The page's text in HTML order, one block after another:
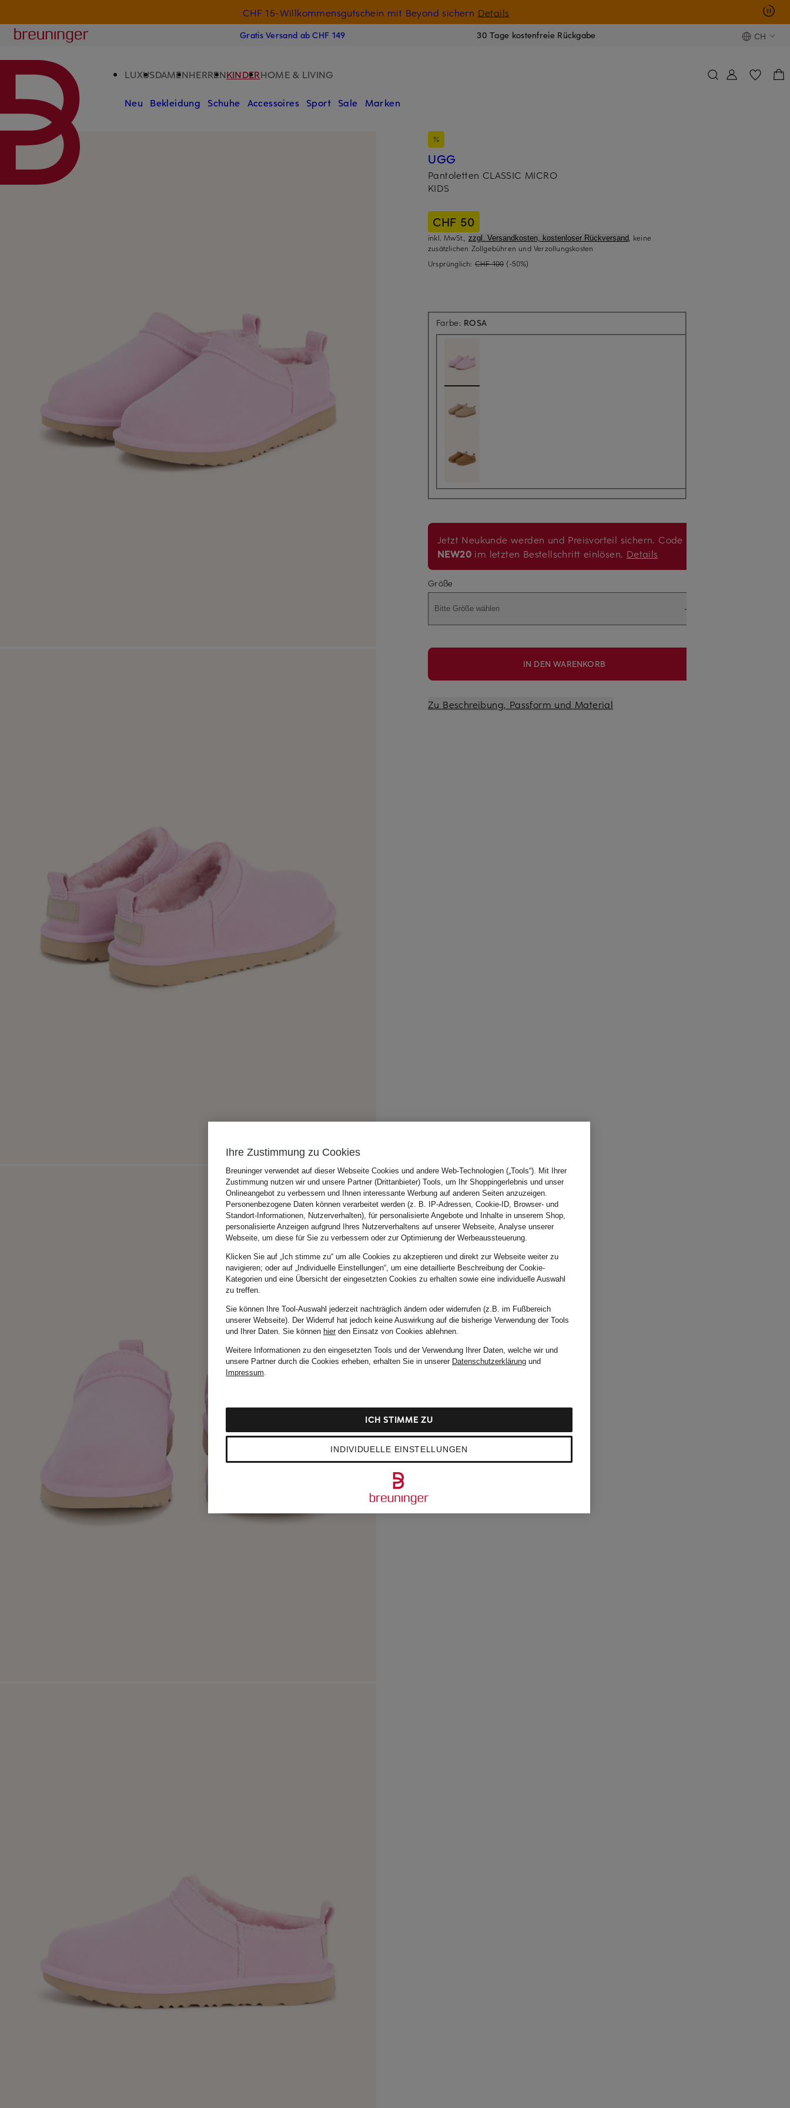
CHF 15-Willkommensgutschein mit Beyond sichern Details
Breuninger
Gratis Versand ab CHF 149 30 Tage kostenfreie Rückgabe CH
LUXUSDAMENHERRENKINDERHOME & LIVING
Neu Bekleidung Schuhe Accessoires Sport Sale Marken
UGG
Pantoletten CLASSIC MICRO
KIDS
CHF 50
inkl. MwSt., zzgl. Versandkosten, kostenloser Rückversand, keine
zusätzlichen Zollgebühren und Verzollungskosten
Ursprünglich: CHF 100 (-50%)
Farbe: ROSA
Jetzt Neukunde werden und Preisvorteil sichern. Code
NEW20 im letzten Bestellschritt einlösen. Details
Größe
Bitte Größe wählen
IN DEN WARENKORB
Zu Beschreibung, Passform und Material
Ihre Zustimmung zu Cookies
Breuninger verwendet auf dieser Webseite Cookies und andere Web-Technologien („Tools“). Mit Ihrer
Zustimmung nutzen wir und unsere Partner (Drittanbieter) Tools, um Ihr Shoppingerlebnis und unser
Onlineangebot zu verbessern und Ihnen interessante Werbung auf anderen Seiten anzuzeigen.
Personenbezogene Daten können verarbeitet werden (z. B. IP-Adressen, Cookie-ID, Browser- und
Standort-Informationen, Nutzerverhalten), für personalisierte Angebote und Inhalte in unserem Shop,
personalisierte Anzeigen aufgrund Ihres Nutzerverhaltens auf unserer Webseite, Analyse unserer
Webseite, um diese für Sie zu verbessern oder zur Optimierung der Werbeaussteuerung.
Klicken Sie auf „Ich stimme zu“ um alle Cookies zu akzeptieren und direkt zur Webseite weiter zu
navigieren; oder auf „Individuelle Einstellungen“, um eine detaillierte Beschreibung der Cookie-
Kategorien und eine Übersicht der eingesetzten Cookies zu erhalten sowie eine individuelle Auswahl
zu treffen.
Sie können Ihre Tool-Auswahl jederzeit nachträglich ändern oder widerrufen (z.B. im Fußbereich
unserer Webseite). Der Widerruf hat jedoch keine Auswirkung auf die bisherige Verwendung der Tools
und Ihrer Daten. Sie können hierden Einsatz von Cookies ablehnen.
Weitere Informationen zu den eingesetzten Tools und der Verwendung Ihrer Daten, welche wir und
unsere Partner durch die Cookies erheben, erhalten Sie in unserer Datenschutzerklärung und
Impressum.
INDIVIDUELLE EINSTELLUNGEN
ICH STIMME ZU